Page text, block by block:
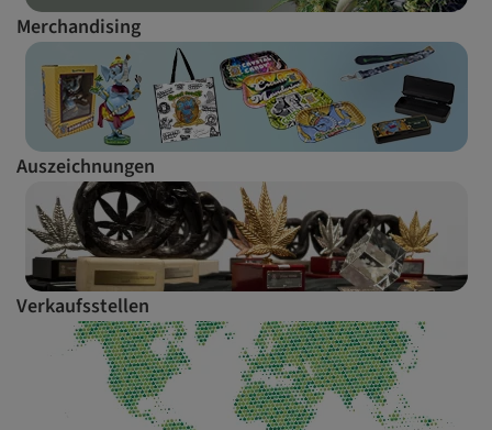
Merchandising
Auszeichnungen
Verkaufsstellen